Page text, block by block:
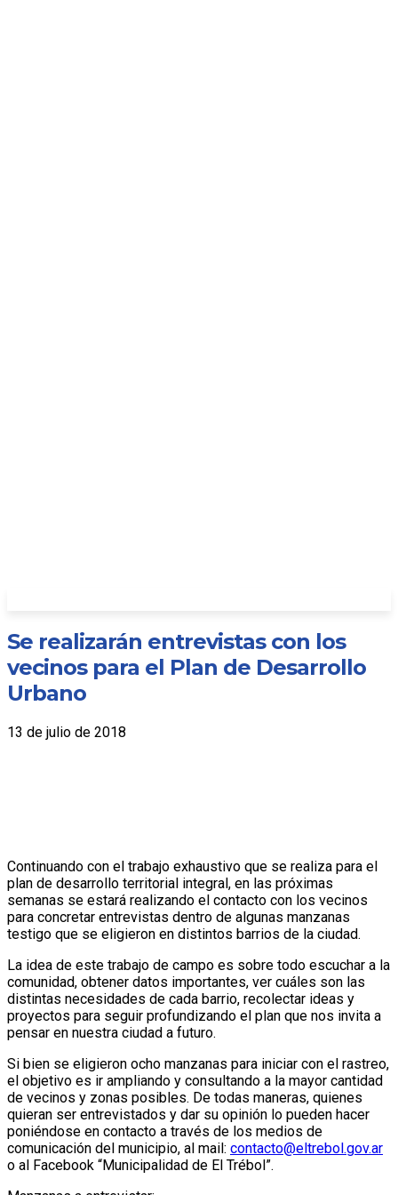
Se realizarán entrevistas con los
vecinos para el Plan de Desarrollo
Urbano
13 de julio de 2018
Continuando con el trabajo exhaustivo que se realiza para el
plan de desarrollo territorial integral, en las próximas
semanas se estará realizando el contacto con los vecinos
para concretar entrevistas dentro de algunas manzanas
testigo que se eligieron en distintos barrios de la ciudad.
La idea de este trabajo de campo es sobre todo escuchar a la
comunidad, obtener datos importantes, ver cuáles son las
distintas necesidades de cada barrio, recolectar ideas y
proyectos para seguir profundizando el plan que nos invita a
pensar en nuestra ciudad a futuro.
Si bien se eligieron ocho manzanas para iniciar con el rastreo,
el objetivo es ir ampliando y consultando a la mayor cantidad
de vecinos y zonas posibles. De todas maneras, quienes
quieran ser entrevistados y dar su opinión lo pueden hacer
poniéndose en contacto a través de los medios de
comunicación del municipio, al mail: contacto@eltrebol.gov.ar
o al Facebook “Municipalidad de El Trébol”.